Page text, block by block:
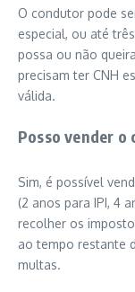
O condutor pode
especial, ou até
possa ou não
precisam ter CNH
válida.
Posso vender o
Sim, é possível
(2 anos para IPI, 4
recolher os
ao tempo restante
multas.